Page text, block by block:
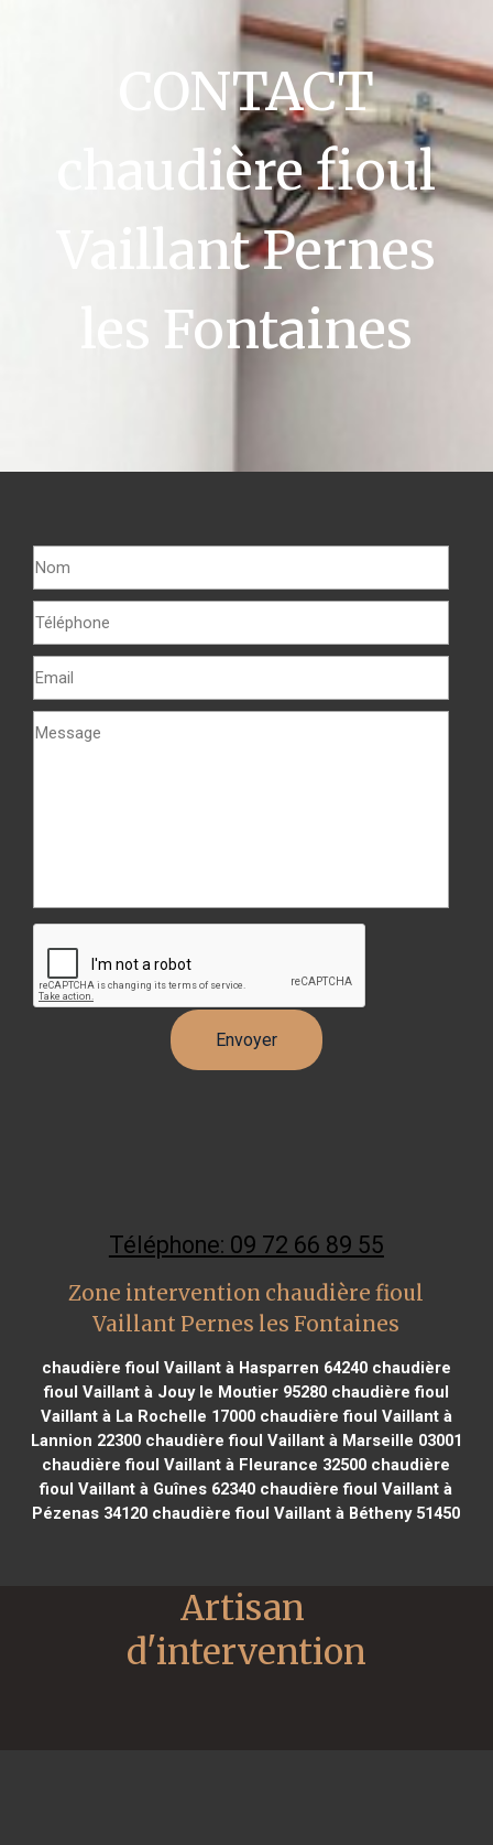
CONTACT
chaudière fioul
Vaillant Pernes
les Fontaines
Téléphone: 09 72 66 89 55
Zone intervention chaudière fioul
Vaillant Pernes les Fontaines
chaudière fioul Vaillant à Hasparren 64240chaudière
fioul Vaillant à Jouy le Moutier 95280chaudière fioul
Vaillant à La Rochelle 17000chaudière fioul Vaillant à
Lannion 22300chaudière fioul Vaillant à Marseille 03001
chaudière fioul Vaillant à Fleurance 32500 chaudière
fioul Vaillant à Guînes 62340 chaudière fioul Vaillant à
Pézenas 34120 chaudière fioul Vaillant à Bétheny 51450
Artisan
d'intervention